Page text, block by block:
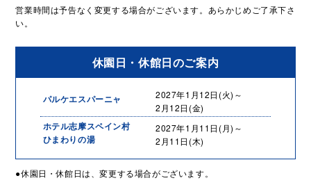
営業時間は予告なく変更する場合がございます。あらかじめご了承下さ
い。
休園日・休館日のご案内
パルケエスパーニャ
2027年1月12日(火)～
2月12日(金)
ホテル志摩スペイン村
ひまわりの湯
2027年1月11日(月)～
2月11日(木)
●休園日・休館日は、変更する場合がございます。